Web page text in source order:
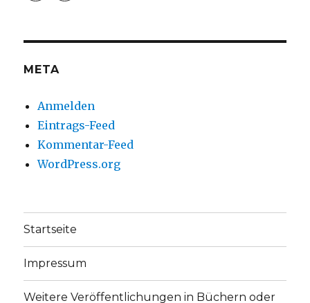
christoph.fleischer1
anzeigenanzeigen
META
Anmelden
Eintrags-Feed
Kommentar-Feed
WordPress.org
Startseite
Impressum
Weitere Veröffentlichungen in Büchern oder